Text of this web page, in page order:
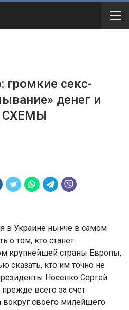
громкие секс-
денег и
СХЕМЫ
в Украине нынче в самом
о том, кто станет
крупнейшей страны Европы,
сказать, кто им точно не
Носенко Сергей
всего за счет
вокруг своего милейшего